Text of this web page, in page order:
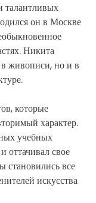
талантливых
он в Москве
Никита
в живописи, но и в
которые
характер.
учебных
оттачивал свое
становились все
искусства